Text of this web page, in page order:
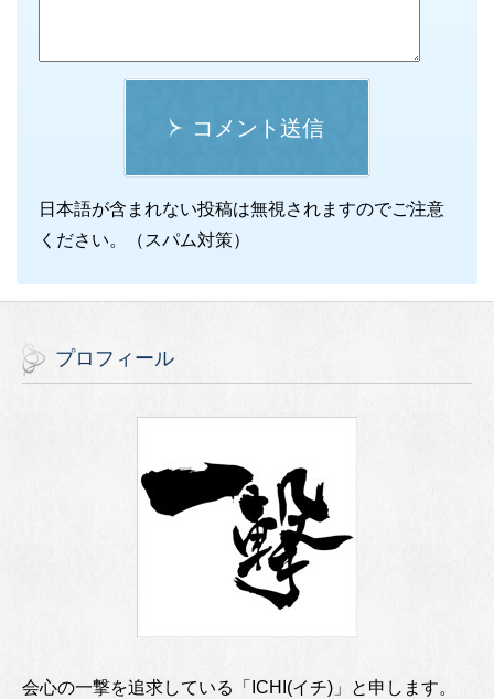
コメント送信
日本語が含まれない投稿は無視されますのでご注意
ください。（スパム対策）
プロフィール
会心の一撃を追求している「ICHI(イチ)」と申します。